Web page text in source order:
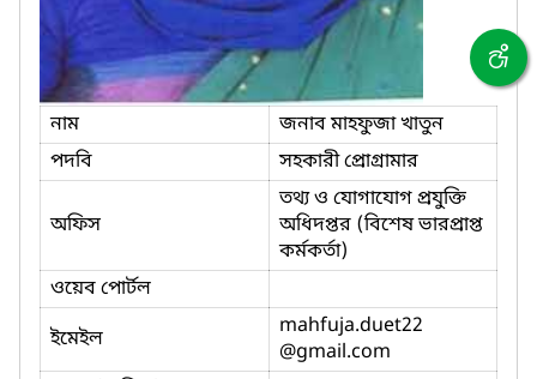
নাম
জনাব মাহফুজা খাতুন
পদবি
সহকারী প্রোগ্রামার
অফিস
তথ্য ও যোগাযোগ প্রযুক্তি
অধিদপ্তর (বিশেষ ভারপ্রাপ্ত
কর্মকর্তা)
ওয়েব পোর্টল
ইমেইল
mahfuja.duet22
@gmail.com